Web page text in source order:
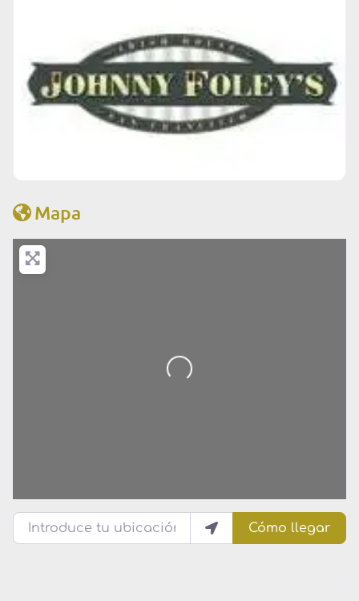
Mapa
Introduce tu ubicación
Cómo llegar